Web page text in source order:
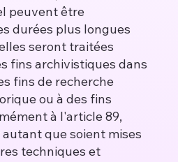
peuvent être
durées plus longues
seront traitées
fins archivistiques dans
fins de recherche
ou à des fins
à l'article 89,
que soient mises
techniques et